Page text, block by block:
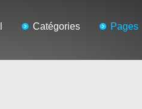
Catégories Pages